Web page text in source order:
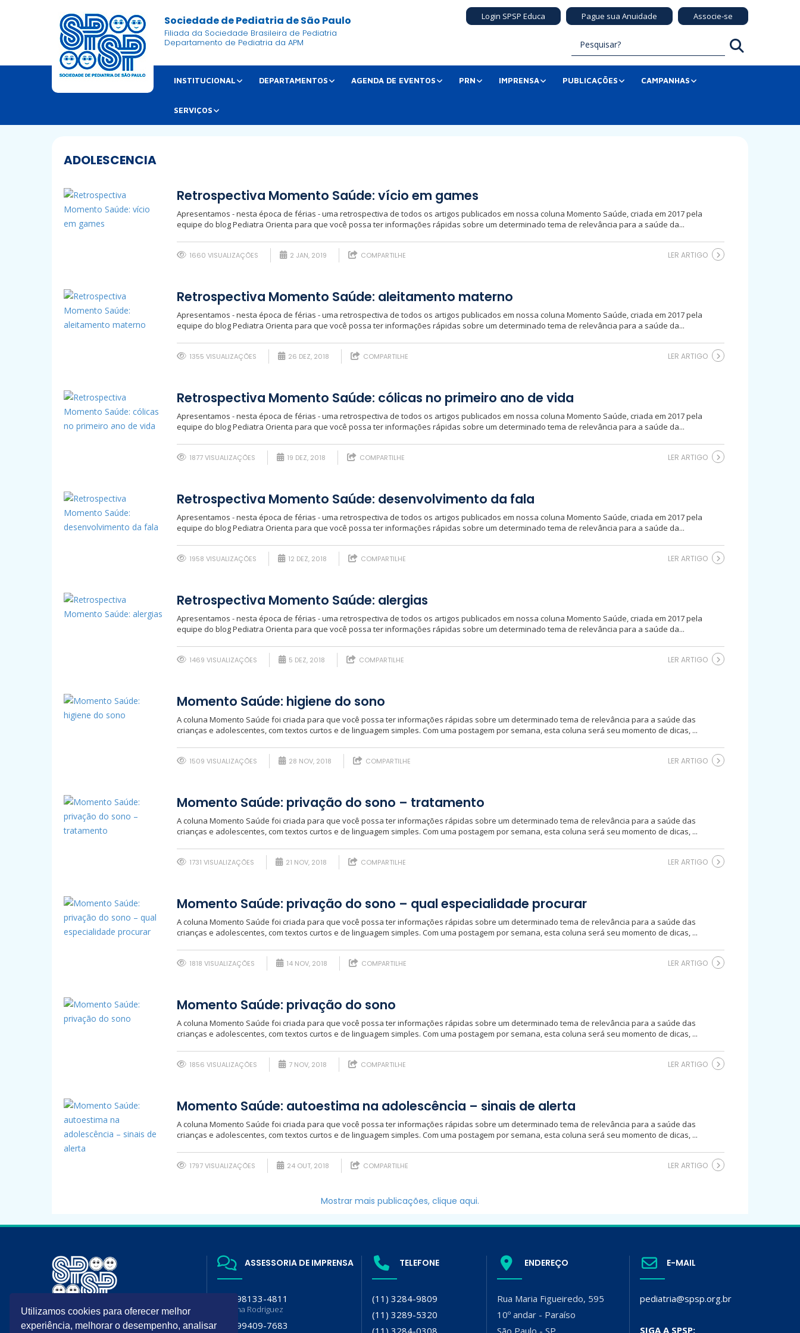
Sociedade de Pediatria de São Paulo
Filiada da Sociedade Brasileira de Pediatria
Departamento de Pediatria da APM
Login SPSP Educa Pague sua Anuidade Associe-se
INSTITUCIONAL DEPARTAMENTOS AGENDA DE EVENTOS PRN IMPRENSA PUBLICAÇÕES CAMPANHAS
SERVIÇOS
ADOLESCENCIA
Retrospectiva Momento Saúde: vício em games
Apresentamos - nesta época de férias - uma retrospectiva de todos os artigos publicados em nossa coluna Momento Saúde, criada em 2017 pela
equipe do blog Pediatra Orienta para que você possa ter informações rápidas sobre um determinado tema de relevância para a saúde da...
1660 VISUALIZAÇÕES 2 JAN, 2019 COMPARTILHE LER ARTIGO
Retrospectiva Momento Saúde: aleitamento materno
Apresentamos - nesta época de férias - uma retrospectiva de todos os artigos publicados em nossa coluna Momento Saúde, criada em 2017 pela
equipe do blog Pediatra Orienta para que você possa ter informações rápidas sobre um determinado tema de relevância para a saúde da...
1355 VISUALIZAÇÕES 26 DEZ, 2018 COMPARTILHE LER ARTIGO
Retrospectiva Momento Saúde: cólicas no primeiro ano de vida
Apresentamos - nesta época de férias - uma retrospectiva de todos os artigos publicados em nossa coluna Momento Saúde, criada em 2017 pela
equipe do blog Pediatra Orienta para que você possa ter informações rápidas sobre um determinado tema de relevância para a saúde da...
1877 VISUALIZAÇÕES 19 DEZ, 2018 COMPARTILHE LER ARTIGO
Retrospectiva Momento Saúde: desenvolvimento da fala
Apresentamos - nesta época de férias - uma retrospectiva de todos os artigos publicados em nossa coluna Momento Saúde, criada em 2017 pela
equipe do blog Pediatra Orienta para que você possa ter informações rápidas sobre um determinado tema de relevância para a saúde da...
1958 VISUALIZAÇÕES 12 DEZ, 2018 COMPARTILHE LER ARTIGO
Retrospectiva Momento Saúde: alergias
Apresentamos - nesta época de férias - uma retrospectiva de todos os artigos publicados em nossa coluna Momento Saúde, criada em 2017 pela
equipe do blog Pediatra Orienta para que você possa ter informações rápidas sobre um determinado tema de relevância para a saúde da...
1469 VISUALIZAÇÕES 5 DEZ, 2018 COMPARTILHE LER ARTIGO
Momento Saúde: higiene do sono
A coluna Momento Saúde foi criada para que você possa ter informações rápidas sobre um determinado tema de relevância para a saúde das
crianças e adolescentes, com textos curtos e de linguagem simples. Com uma postagem por semana, esta coluna será seu momento de dicas, ...
1509 VISUALIZAÇÕES 28 NOV, 2018 COMPARTILHE LER ARTIGO
Momento Saúde: privação do sono – tratamento
A coluna Momento Saúde foi criada para que você possa ter informações rápidas sobre um determinado tema de relevância para a saúde das
crianças e adolescentes, com textos curtos e de linguagem simples. Com uma postagem por semana, esta coluna será seu momento de dicas, ...
1731 VISUALIZAÇÕES 21 NOV, 2018 COMPARTILHE LER ARTIGO
Momento Saúde: privação do sono – qual especialidade procurar
A coluna Momento Saúde foi criada para que você possa ter informações rápidas sobre um determinado tema de relevância para a saúde das
crianças e adolescentes, com textos curtos e de linguagem simples. Com uma postagem por semana, esta coluna será seu momento de dicas, ...
1818 VISUALIZAÇÕES 14 NOV, 2018 COMPARTILHE LER ARTIGO
Momento Saúde: privação do sono
A coluna Momento Saúde foi criada para que você possa ter informações rápidas sobre um determinado tema de relevância para a saúde das
crianças e adolescentes, com textos curtos e de linguagem simples. Com uma postagem por semana, esta coluna será seu momento de dicas, ...
1856 VISUALIZAÇÕES 7 NOV, 2018 COMPARTILHE LER ARTIGO
Momento Saúde: autoestima na adolescência – sinais de alerta
A coluna Momento Saúde foi criada para que você possa ter informações rápidas sobre um determinado tema de relevância para a saúde das
crianças e adolescentes, com textos curtos e de linguagem simples. Com uma postagem por semana, esta coluna será seu momento de dicas, ...
1797 VISUALIZAÇÕES 24 OUT, 2018 COMPARTILHE LER ARTIGO
Mostrar mais publicações, clique aqui.
A SPSP é filiada da Sociedade
Brasileira de Pediatria (SBP) e
ASSESSORIA DE IMPRENSA
(11) 98133-4811
Luciana Rodriguez
(11) 99409-7683
TELEFONE
(11) 3284-9809
(11) 3289-5320
ENDEREÇO
Rua Maria Figueiredo, 595
10º andar - Paraíso
E-MAIL
pediatria@spsp.org.br
SIGA A SPSP:
Utilizamos cookies para oferecer melhor
experiência, melhorar o desempenho, analisar